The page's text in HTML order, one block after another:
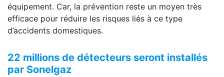
équipement. Car, la prévention reste un moyen très
efficace pour réduire les risques liés à ce type
d’accidents domestiques.
22 millions de détecteurs seront installés
par Sonelgaz